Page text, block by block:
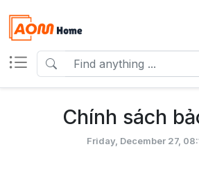
Chính sách
Friday, December 27,